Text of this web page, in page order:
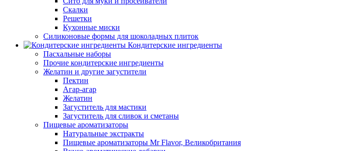
Скалки
Решетки
Кухонные миски
Силиконовые формы для шоколадных плиток
Кондитерские ингредиенты
Пасхальные наборы
Прочие кондитерские ингредиенты
Желатин и другие загустители
Пектин
Агар-агар
Желатин
Загуститель для мастики
Загуститель для сливок и сметаны
Пищевые ароматизаторы
Натуральные экстракты
Пищевые ароматизаторы Mr Flavor, Великобритания